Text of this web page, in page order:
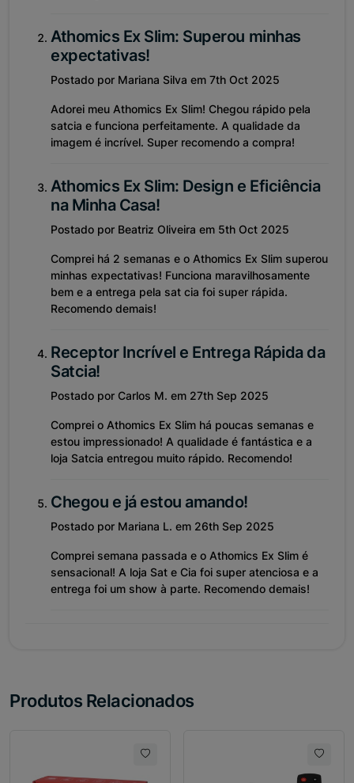
Athomics Ex Slim: Superou minhas
expectativas!
Postado por Mariana Silva em 7th Oct 2025
Adorei meu Athomics Ex Slim! Chegou rápido pela
satcia e funciona perfeitamente. A qualidade da
imagem é incrível. Super recomendo a compra!
Athomics Ex Slim: Design e Eficiência
na Minha Casa!
Postado por Beatriz Oliveira em 5th Oct 2025
Comprei há 2 semanas e o Athomics Ex Slim superou
minhas expectativas! Funciona maravilhosamente
bem e a entrega pela sat cia foi super rápida.
Recomendo demais!
Receptor Incrível e Entrega Rápida da
Satcia!
Postado por Carlos M. em 27th Sep 2025
Comprei o Athomics Ex Slim há poucas semanas e
estou impressionado! A qualidade é fantástica e a
loja Satcia entregou muito rápido. Recomendo!
Chegou e já estou amando!
Postado por Mariana L. em 26th Sep 2025
Comprei semana passada e o Athomics Ex Slim é
sensacional! A loja Sat e Cia foi super atenciosa e a
entrega foi um show à parte. Recomendo demais!
Produtos Relacionados